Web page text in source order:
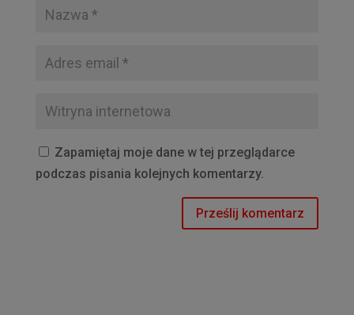
Zapamiętaj moje dane w tej przeglądarce
podczas pisania kolejnych komentarzy.